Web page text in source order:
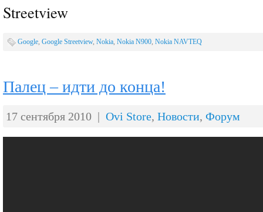
Streetview
Google, Google Streetview, Nokia, Nokia N900, Nokia NAVTEQ
Палец – идти до конца!
17 сентября 2010 | Ovi Store, Новости, Форум